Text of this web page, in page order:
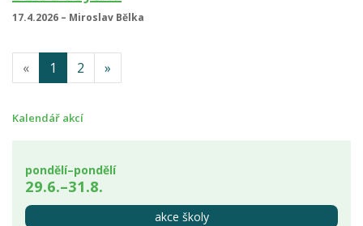
17.4.2026 – Miroslav Bělka
« 1 2 »
Kalendář akcí
pondělí–pondělí
29.6.–31.8.
akce školy